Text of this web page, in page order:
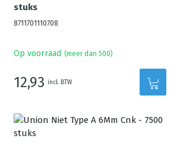
stuks
8711701110708
Op voorraad (meer dan 500)
12,93 incl. BTW